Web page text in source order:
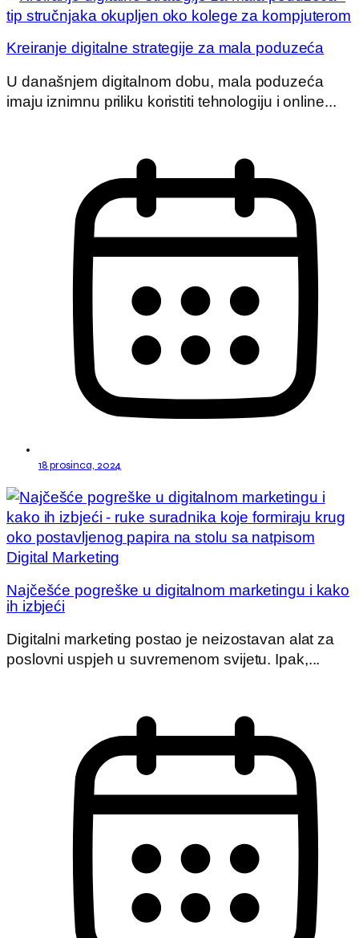
Kreiranje digitalne strategije za mala poduzeća
U današnjem digitalnom dobu, mala poduzeća
imaju iznimnu priliku koristiti tehnologiju i online...
18 prosinca, 2024
Najčešće pogreške u digitalnom marketingu i kako
ih izbjeći
Digitalni marketing postao je neizostavan alat za
poslovni uspjeh u suvremenom svijetu. Ipak,...